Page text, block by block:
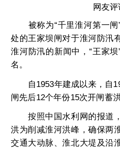
网友评
被称为“千里淮河第一闸
处的王家坝闸对于淮河防汛
淮河防汛的新闻中，“王家
名。
自1953年建成以来，自
闸先后12个年份15次开闸蓄洪
按照中国水利网的报道
洪为削减淮河洪峰，确保两
交通大动脉、淮北大堤及沿